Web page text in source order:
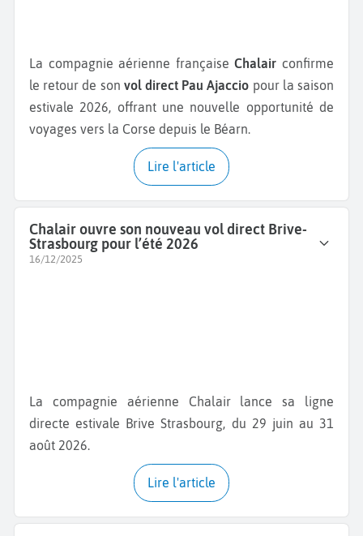
La compagnie aérienne françaiseChalair confirme
le retour de son vol direct Pau Ajaccio pour la saison
estivale 2026, offrant une nouvelle opportunité de
voyages vers la Corse depuis le Béarn.
Lire l'article
Chalair ouvre son nouveau vol direct Brive-
Strasbourg pour l’été 2026
16/12/2025
La compagnie aérienne Chalair lance sa ligne
directe estivale Brive Strasbourg, du 29 juin au 31
août 2026.
Lire l'article